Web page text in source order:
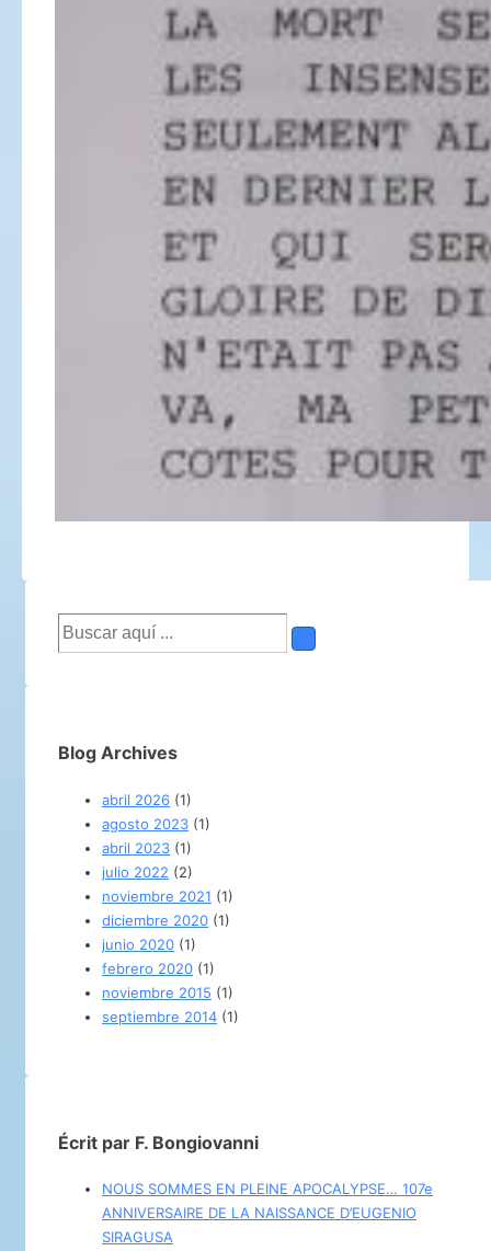
Buscar
por:
Blog Archives
abril 2026 (1)
agosto 2023 (1)
abril 2023 (1)
julio 2022 (2)
noviembre 2021 (1)
diciembre 2020 (1)
junio 2020 (1)
febrero 2020 (1)
noviembre 2015 (1)
septiembre 2014 (1)
Écrit par F. Bongiovanni
NOUS SOMMES EN PLEINE APOCALYPSE… 107e
ANNIVERSAIRE DE LA NAISSANCE D’EUGENIO
SIRAGUSA